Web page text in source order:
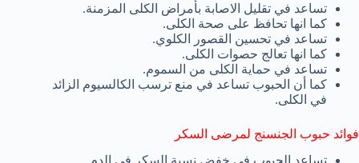
تساعد في تقليل الاصابة بأمراض الكلى المزمنة.
كما انها تحافظ على صحة الكلى.
تساعد في تحسين القصور الكلوي.
كما انها تعالج حصوات الكلى.
تساعد في حماية الكلى من السموم.
كما أن الحبوب تساعد في منع ترسب الكالسيوم الزائد
في الكلى.
فوائد حبوب الجنسنج لمرضى السكر